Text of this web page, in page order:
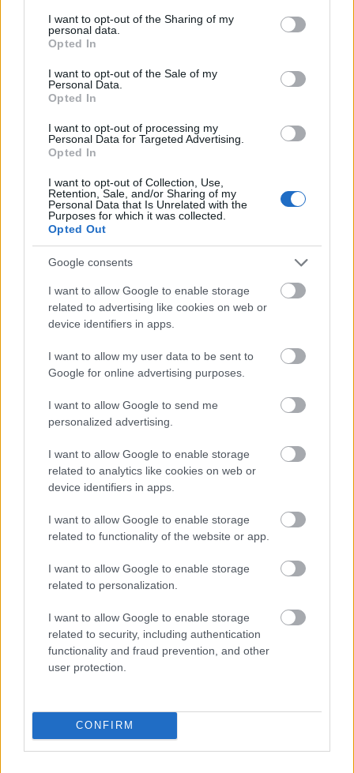
not limited to your visit or usage behaviour. You may click to
grant or deny consent to Google and its third-party tags to
use your data for below specified purposes in below Google
consent section.
I want to opt-out of the Sharing of my
personal data.
Opted In
I want to opt-out of the Sale of my
Personal Data.
Opted In
I want to opt-out of processing my
Personal Data for Targeted Advertising.
Opted In
I want to opt-out of Collection, Use,
Retention, Sale, and/or Sharing of my
Personal Data that Is Unrelated with the
Purposes for which it was collected.
Opted Out
Google consents
I want to allow Google to enable storage
related to advertising like cookies on web or
device identifiers in apps.
I want to allow my user data to be sent to
Google for online advertising purposes.
I want to allow Google to send me
personalized advertising.
I want to allow Google to enable storage
related to analytics like cookies on web or
device identifiers in apps.
I want to allow Google to enable storage
related to functionality of the website or app.
I want to allow Google to enable storage
related to personalization.
I want to allow Google to enable storage
related to security, including authentication
functionality and fraud prevention, and other
user protection.
CONFIRM
Manaus: a dzsungel szívének városa
Magyarország rejtett gyöngyszemei
kihívásai
Mik alakítják a gondolkodásod? Avagy a kognitív
torzítások
A világ legveszélyesebb migrációs útvonalai: A
Közép-Mediterrán útvonal, A Darién-régió és az
Indiai-óceáni út
A közlekedés mérföldkövei
FACEBOOK
Reaktor
LEGFRISSEBB
A világ legveszélyesebb migrációs útvonalai: A Közép-
Mediterrán útvonal, A Darién-régió és az Indiai-óceáni